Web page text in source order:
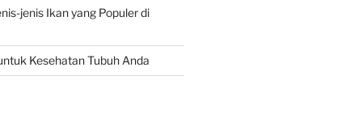
jenis Ikan yang Populer di
Kesehatan Tubuh Anda